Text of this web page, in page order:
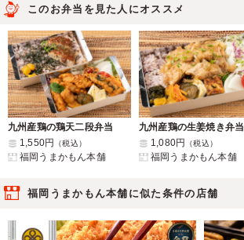
このお弁当を見た人にオススメ
九州産鶏の鶏天二段弁当
1,550円
（税込）
福岡うまかもん本舗
九州産鶏の生姜焼き弁当
1,080円
（税込）
福岡うまかもん本舗
福岡うまかもん本舗に似た条件の店舗